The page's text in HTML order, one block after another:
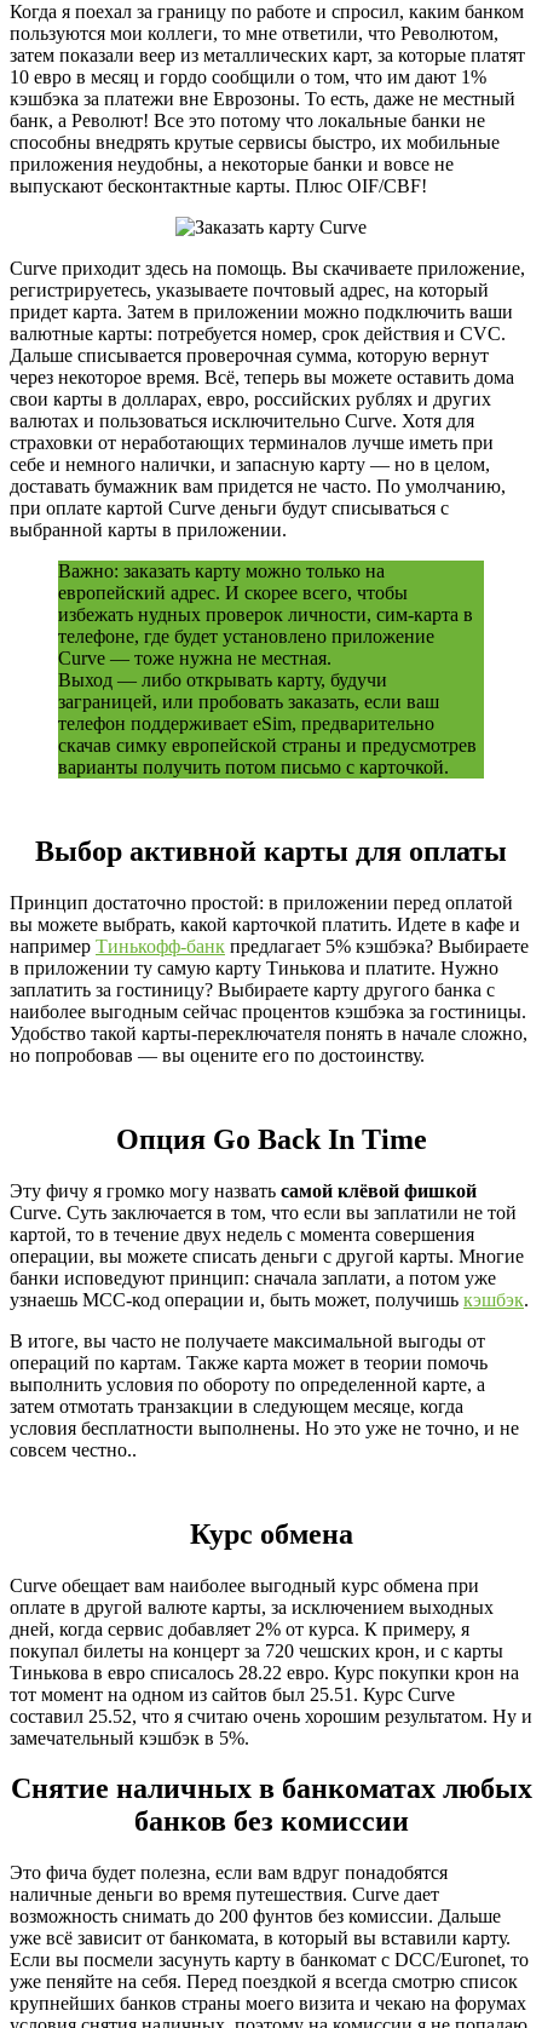
Когда я поехал за границу по работе и спросил, каким банком
пользуются мои коллеги, то мне ответили, что Револютом,
затем показали веер из металлических карт, за которые платят
10 евро в месяц и гордо сообщили о том, что им дают 1%
кэшбэка за платежи вне Еврозоны. То есть, даже не местный
банк, а Револют! Все это потому что локальные банки не
способны внедрять крутые сервисы быстро, их мобильные
приложения неудобны, а некоторые банки и вовсе не
выпускают бесконтактные карты. Плюс OIF/CBF!
Curve приходит здесь на помощь. Вы скачиваете приложение,
регистрируетесь, указываете почтовый адрес, на который
придет карта. Затем в приложении можно подключить ваши
валютные карты: потребуется номер, срок действия и CVC.
Дальше списывается проверочная сумма, которую вернут
через некоторое время. Всё, теперь вы можете оставить дома
свои карты в долларах, евро, российских рублях и других
валютах и пользоваться исключительно Curve. Хотя для
страховки от неработающих терминалов лучше иметь при
себе и немного налички, и запасную карту — но в целом,
доставать бумажник вам придется не часто. По умолчанию,
при оплате картой Curve деньги будут списываться с
выбранной карты в приложении.
Важно: заказать карту можно только на
европейский адрес. И скорее всего, чтобы
избежать нудных проверок личности, сим-карта в
телефоне, где будет установлено приложение
Curve — тоже нужна не местная.
Выход — либо открывать карту, будучи
заграницей, или пробовать заказать, если ваш
телефон поддерживает eSim, предварительно
скачав симку европейской страны и предусмотрев
варианты получить потом письмо с карточкой.
Выбор активной карты для оплаты
Принцип достаточно простой: в приложении перед оплатой
вы можете выбрать, какой карточкой платить. Идете в кафе и
например Тинькофф-банк предлагает 5% кэшбэка? Выбираете
в приложении ту самую карту Тинькова и платите. Нужно
заплатить за гостиницу? Выбираете карту другого банка с
наиболее выгодным сейчас процентов кэшбэка за гостиницы.
Удобство такой карты-переключателя понять в начале сложно,
но попробовав — вы оцените его по достоинству.
Опция Go Back In Time
Эту фичу я громко могу назвать самой клёвой фишкой
Curve. Суть заключается в том, что если вы заплатили не той
картой, то в течение двух недель с момента совершения
операции, вы можете списать деньги с другой карты. Многие
банки исповедуют принцип: сначала заплати, а потом уже
узнаешь MCC-код операции и, быть может, получишь кэшбэк.
В итоге, вы часто не получаете максимальной выгоды от
операций по картам. Также карта может в теории помочь
выполнить условия по обороту по определенной карте, а
затем отмотать транзакции в следующем месяце, когда
условия бесплатности выполнены. Но это уже не точно, и не
совсем честно..
Курс обмена
Curve обещает вам наиболее выгодный курс обмена при
оплате в другой валюте карты, за исключением выходных
дней, когда сервис добавляет 2% от курса. К примеру, я
покупал билеты на концерт за 720 чешских крон, и с карты
Тинькова в евро списалось 28.22 евро. Курс покупки крон на
тот момент на одном из сайтов был 25.51. Курс Curve
составил 25.52, что я считаю очень хорошим результатом. Ну и
замечательный кэшбэк в 5%.
Снятие наличных в банкоматах любых
банков без комиссии
Это фича будет полезна, если вам вдруг понадобятся
наличные деньги во время путешествия. Curve дает
возможность снимать до 200 фунтов без комиссии. Дальше
уже всё зависит от банкомата, в который вы вставили карту.
Если вы посмели засунуть карту в банкомат с DCC/Euronet, то
уже пеняйте на себя. Перед поездкой я всегда смотрю список
крупнейших банков страны моего визита и чекаю на форумах